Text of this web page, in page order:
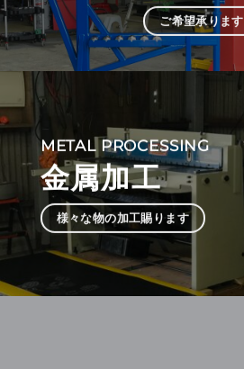
ご希望承ります
METAL PROCESSING
金属加工
様々な物の加工賜ります